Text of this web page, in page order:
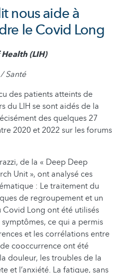
nous aide à
le Covid Long
(LIH)
Santé
des patients atteints de
du LIH se sont aidés de la
des quelques 27
2020 et 2022 sur les forums
de la « Deep Deep
Unit », ont analysé ces
: Le traitement du
de regroupement et un
Long ont été utilisés
ce qui a permis
et les corrélations entre
cooccurrence ont été
douleur, les troubles de la
et l’anxiété. La fatigue, sans